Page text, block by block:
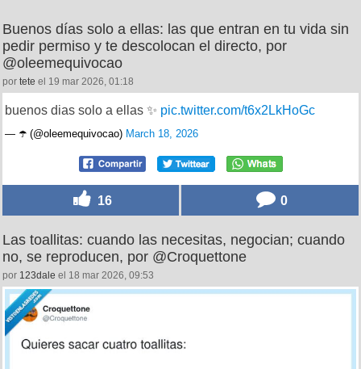
Buenos días solo a ellas: las que entran en tu vida sin
pedir permiso y te descolocan el directo, por
@oleemequivocao
por tete el 19 mar 2026, 01:18
buenos dias solo a ellas ✨ pic.twitter.com/t6x2LkHoGc
— ☂️ (@oleemequivocao) March 18, 2026
16 0
Las toallitas: cuando las necesitas, negocian; cuando
no, se reproducen, por @Croquettone
por 123dale el 18 mar 2026, 09:53